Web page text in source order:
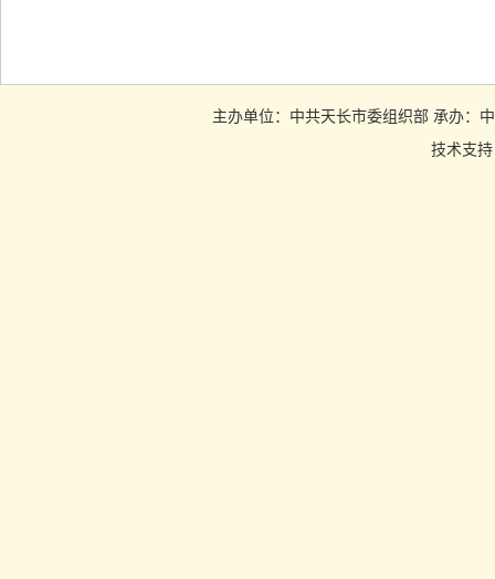
主办单位：中共天长市委组织部 承办：
技术支持